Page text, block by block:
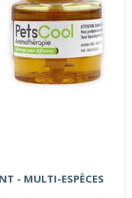
- MULTI-ESPÈCES